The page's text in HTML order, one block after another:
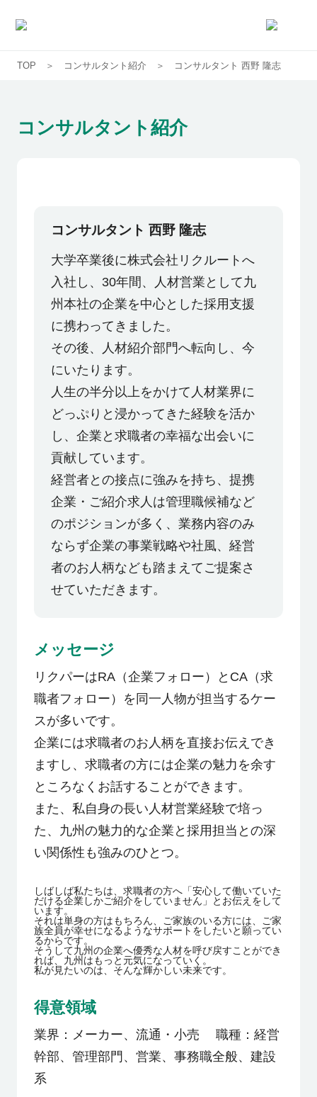
求人一覧
企業一覧
初めての方へ
コンサルタント紹介
利用者の声
よくあるご質問
会社概要
転職のご相談・登録
企業の担当者様
TOP コンサルタント紹介 コンサルタント 西野 隆志
コンサルタント紹介
コンサルタント 西野 隆志
大学卒業後に株式会社リクルートへ
入社し、30年間、人材営業として九
州本社の企業を中心とした採用支援
に携わってきました。
その後、人材紹介部門へ転向し、今
にいたります。
人生の半分以上をかけて人材業界に
どっぷりと浸かってきた経験を活か
し、企業と求職者の幸福な出会いに
貢献しています。
経営者との接点に強みを持ち、提携
企業・ご紹介求人は管理職候補など
のポジションが多く、業務内容のみ
ならず企業の事業戦略や社風、経営
者のお人柄なども踏まえてご提案さ
せていただきます。
メッセージ
リクパーはRA（企業フォロー）とCA（求
職者フォロー）を同一人物が担当するケー
スが多いです。
企業には求職者のお人柄を直接お伝えでき
ますし、求職者の方には企業の魅力を余す
ところなくお話することができます。
また、私自身の長い人材営業経験で培っ
た、九州の魅力的な企業と採用担当との深
い関係性も強みのひとつ。
しばしば私たちは、求職者の方へ「安心して働いていた
だける企業しかご紹介をしていません」とお伝えをして
います。
それは単身の方はもちろん、ご家族のいる方には、ご家
族全員が幸せになるようなサポートをしたいと願ってい
るからです。
そうして九州の企業へ優秀な人材を呼び戻すことができ
れば、九州はもっと元気になっていく。
私が見たいのは、そんな輝かしい未来です。
得意領域
業界：メーカー、流通・小売 職種：経営
幹部、管理部門、営業、事務職全般、建設
系